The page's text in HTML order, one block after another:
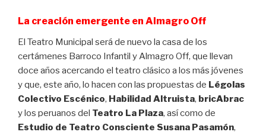
La creación emergente en Almagro Off
El Teatro Municipal será de nuevo la casa de los
certámenes Barroco Infantil y Almagro Off, que llevan
doce años acercando el teatro clásico a los más jóvenes
y que, este año, lo hacen con las propuestas de Légolas
Colectivo Escénico, Habilidad Altruista, bricAbrac
y los peruanos del Teatro La Plaza, así como de
Estudio de Teatro Consciente Susana Pasamón,